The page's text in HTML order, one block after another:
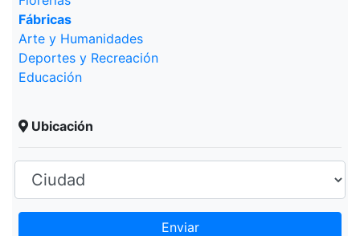
Fábricas
Arte y Humanidades
Deportes y Recreación
Educación
Ubicación
Enviar